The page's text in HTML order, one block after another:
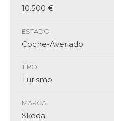
10.500 €
ESTADO
Coche-Averiado
TIPO
Turismo
MARCA
Skoda